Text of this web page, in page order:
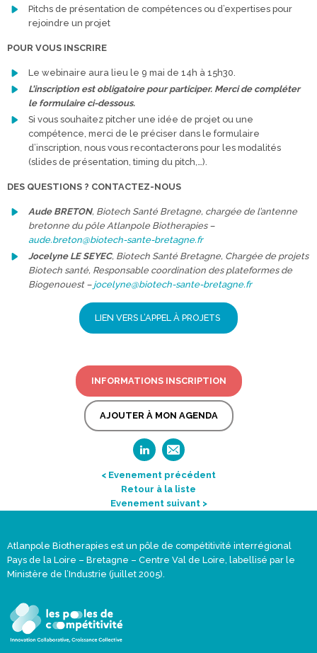
Pitchs de présentation de compétences ou d’expertises pour
rejoindre un projet
POUR VOUS INSCRIRE
Le webinaire aura lieu le 9 mai de 14h à 15h30.
L’inscription est obligatoire pour participer. Merci de compléter
le formulaire ci-dessous.
Si vous souhaitez pitcher une idée de projet ou une
compétence, merci de le préciser dans le formulaire
d’inscription, nous vous recontacterons pour les modalités
(slides de présentation, timing du pitch,…).
DES QUESTIONS ? CONTACTEZ-NOUS
Aude BRETON, Biotech Santé Bretagne, chargée de l’antenne
bretonne du pôle Atlanpole Biotherapies –
aude.breton@biotech-sante-bretagne.fr
Jocelyne LE SEYEC, Biotech Santé Bretagne, Chargée de projets
Biotech santé, Responsable coordination des plateformes de
Biogenouest – jocelyne@biotech-sante-bretagne.fr
LIEN VERS L’APPEL À PROJETS
INFORMATIONS INSCRIPTION
AJOUTER À MON AGENDA
< Evenement précédent
Retour à la liste
Evenement suivant >
Atlanpole Biotherapies est un pôle de compétitivité interrégional
Pays de la Loire – Bretagne – Centre Val de Loire, labellisé par le
Ministère de l’Industrie (juillet 2005).